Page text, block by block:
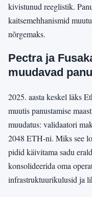
kivistunud reeglistik.
kaitsemehhanismid
nõrgemaks.
Pectra ja
muudavad
2025. aasta keskel läks
muutis panustamise
muudatus: validaatori
2048 ETH-ni. Miks see
pidid käivitama sadu
konsolideerida oma
infrastruktuurikulusid ja